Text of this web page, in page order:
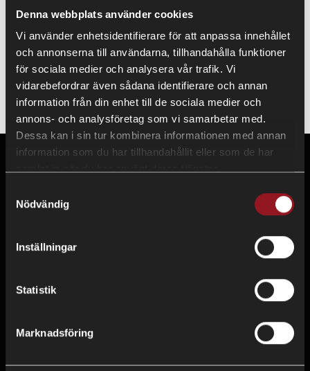
Denna webbplats använder cookies
Vi använder enhetsidentifierare för att anpassa innehållet
och annonserna till användarna, tillhandahålla funktioner
för sociala medier och analysera vår trafik. Vi
vidarebefordrar även sådana identifierare och annan
information från din enhet till de sociala medier och
annons- och analysföretag som vi samarbetar med.
Dessa kan i sin tur kombinera informationen med annan
information som du har tillhandahållit eller som de har
Nödvändig
Inställningar
Statistik
Marknadsföring
Stor verktygslåda som normalt sett monteras över dragstänger
på våra vagnar utrustad med 2st låsbara handtag med 2st
tillhörande nycklar.